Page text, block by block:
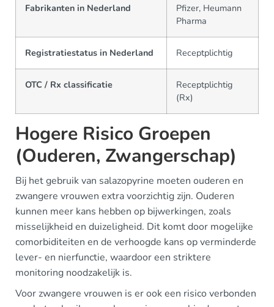
Fabrikanten in Nederland
Pfizer, Heumann
Pharma
Registratiestatus in Nederland Receptplichtig
OTC / Rx classificatie
Receptplichtig
(Rx)
Hogere Risico Groepen
(Ouderen, Zwangerschap)
Bij het gebruik van salazopyrine moeten ouderen en
zwangere vrouwen extra voorzichtig zijn. Ouderen
kunnen meer kans hebben op bijwerkingen, zoals
misselijkheid en duizeligheid. Dit komt door mogelijke
comorbiditeiten en de verhoogde kans op verminderde
lever- en nierfunctie, waardoor een striktere
monitoring noodzakelijk is.
Voor zwangere vrouwen is er ook een risico verbonden